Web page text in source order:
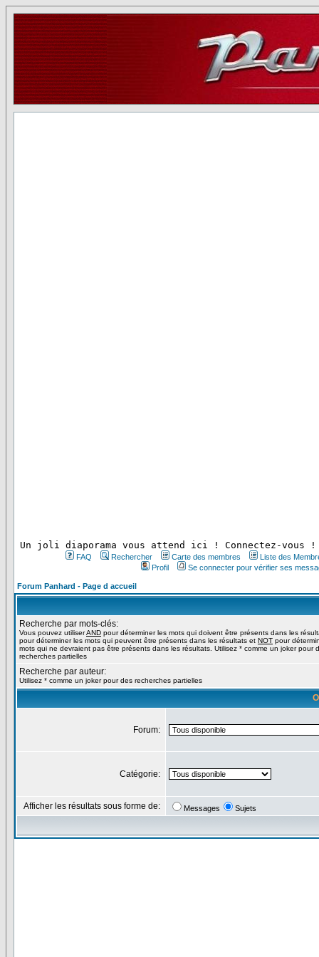
Un joli diaporama vous attend ici ! Connectez-vous !
FAQ Rechercher Carte des membres
Liste des
Profil
Se connecter pour vérifier ses
Forum Panhard - Page d accueil
Recherche par mots-clés:
Vous pouvez utiliserAND pour déterminer les mots qui doivent être présents dans les
pour déterminer les mots qui peuvent être présents dans les résultats et NOT pour
mots qui ne devraient pas être présents dans les résultats. Utilisez * comme un joker pour
recherches partielles
Recherche par auteur:
Utilisez * comme un joker pour des recherches partielles
Forum:
Catégorie:
Afficher les résultats sous forme de: Messages Sujets